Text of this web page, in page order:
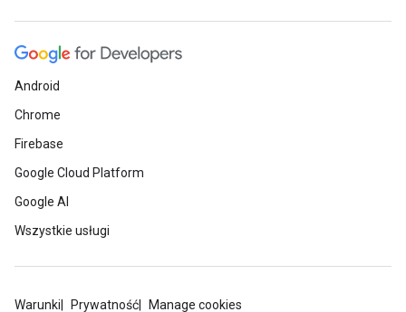
Android
Chrome
Firebase
Google Cloud Platform
Google AI
Wszystkie usługi
Warunki Prywatność Manage cookies